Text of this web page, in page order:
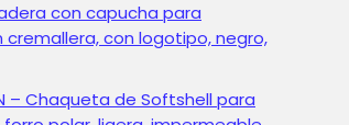
con capucha para
cremallera, con logotipo, negro,
– Chaqueta de Softshell para